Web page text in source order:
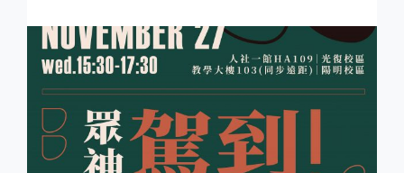
享】
《GIA
TALK
國
際
建
築